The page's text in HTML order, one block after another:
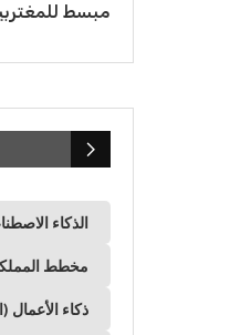
مبسط
الذكاء
مخطط
ذكاء الأعمال